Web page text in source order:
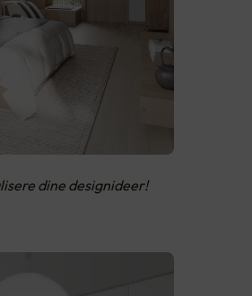
dine designideer!